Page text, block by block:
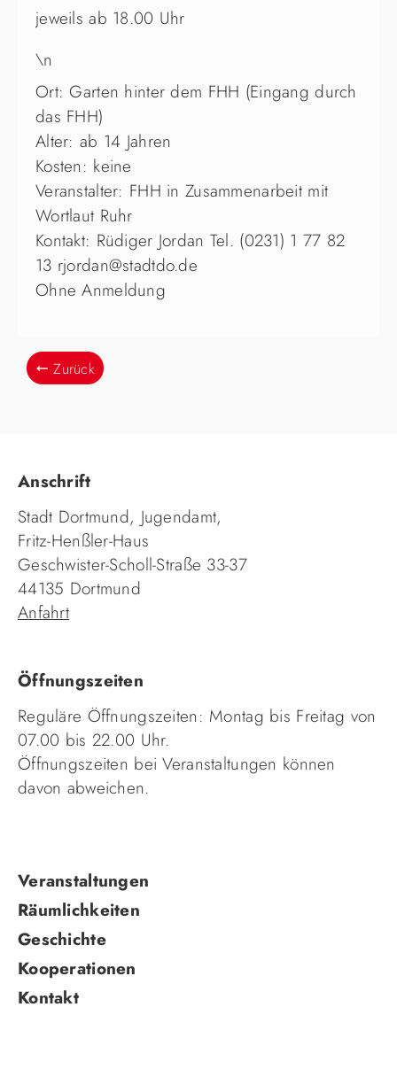
jeweils ab 18.00 Uhr
\n
Ort: Garten hinter dem FHH (Eingang durch
das FHH)
Alter: ab 14 Jahren
Kosten: keine
Veranstalter: FHH in Zusammenarbeit mit
Wortlaut Ruhr
Kontakt: Rüdiger Jordan Tel. (0231) 1 77 82
13 rjordan@stadtdo.de
Ohne Anmeldung
Zurück
Anschrift
Stadt Dortmund, Jugendamt,
Fritz-Henßler-Haus
Geschwister-Scholl-Straße 33-37
44135 Dortmund
Anfahrt
Öffnungszeiten
Reguläre Öffnungszeiten: Montag bis Freitag von
07.00 bis 22.00 Uhr.
Öffnungszeiten bei Veranstaltungen können
davon abweichen.
Navigation
überspringen
Veranstaltungen
Räumlichkeiten
Geschichte
Kooperationen
Kontakt